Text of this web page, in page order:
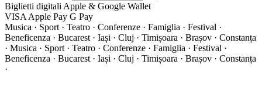
Biglietti digitali Apple & Google Wallet
VISA Apple Pay G Pay
Musica · Sport · Teatro · Conferenze · Famiglia · Festival ·
Beneficenza · Bucarest · Iași · Cluj · Timișoara · Brașov · Constanța
· Musica · Sport · Teatro · Conferenze · Famiglia · Festival ·
Beneficenza · Bucarest · Iași · Cluj · Timișoara · Brașov · Constanța
·